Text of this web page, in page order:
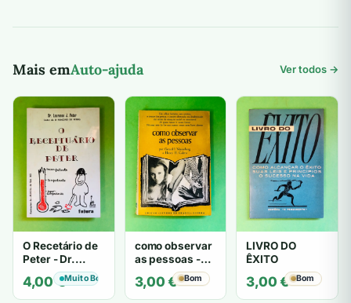
Mais emAuto-ajuda Ver todos →
O Recetário de
Peter - Dr.
Laurence J.
Peter
4,00€Muito Bom
como observar
as pessoas -
Gerard I.
Nierenberg e
Henry H. Calero
3,00€ Bom
LIVRO DO
ÊXITO
3,00€ Bom